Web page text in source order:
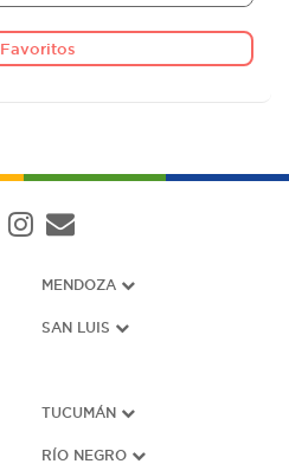
Favoritos
MENDOZA
SAN LUIS
TUCUMÁN
RÍO NEGRO